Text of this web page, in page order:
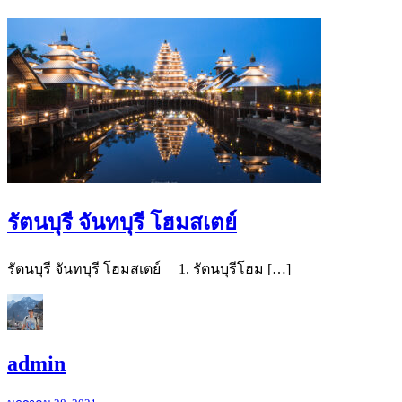
รัตนบุรี จันทบุรี โฮมสเตย์
รัตนบุรี จันทบุรี โฮมสเตย์ 1. รัตนบุรีโฮม […]
admin